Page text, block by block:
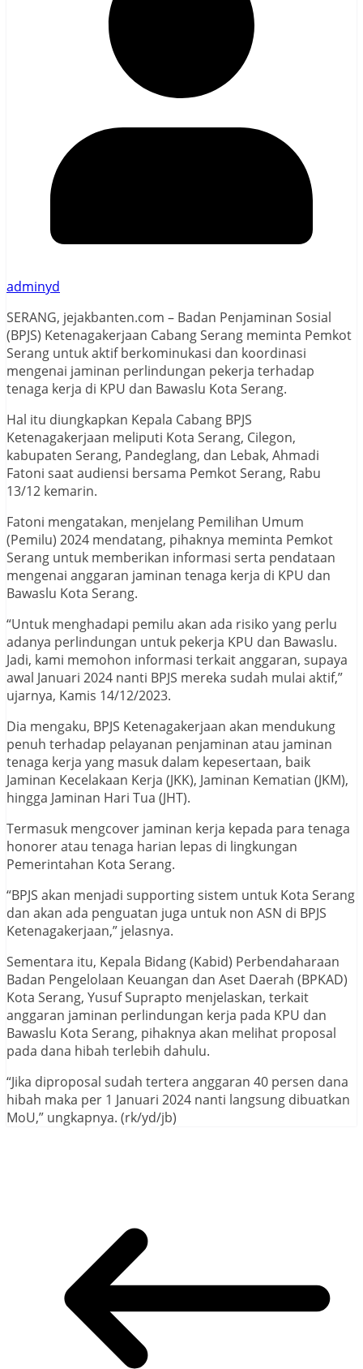
adminyd
SERANG, jejakbanten.com – Badan Penjaminan Sosial
(BPJS) Ketenagakerjaan Cabang Serang meminta Pemkot
Serang untuk aktif berkominukasi dan koordinasi
mengenai jaminan perlindungan pekerja terhadap
tenaga kerja di KPU dan Bawaslu Kota Serang.
Hal itu diungkapkan Kepala Cabang BPJS
Ketenagakerjaan meliputi Kota Serang, Cilegon,
kabupaten Serang, Pandeglang, dan Lebak, Ahmadi
Fatoni saat audiensi bersama Pemkot Serang, Rabu
13/12 kemarin.
Fatoni mengatakan, menjelang Pemilihan Umum
(Pemilu) 2024 mendatang, pihaknya meminta Pemkot
Serang untuk memberikan informasi serta pendataan
mengenai anggaran jaminan tenaga kerja di KPU dan
Bawaslu Kota Serang.
“Untuk menghadapi pemilu akan ada risiko yang perlu
adanya perlindungan untuk pekerja KPU dan Bawaslu.
Jadi, kami memohon informasi terkait anggaran, supaya
awal Januari 2024 nanti BPJS mereka sudah mulai aktif,”
ujarnya, Kamis 14/12/2023.
Dia mengaku, BPJS Ketenagakerjaan akan mendukung
penuh terhadap pelayanan penjaminan atau jaminan
tenaga kerja yang masuk dalam kepesertaan, baik
Jaminan Kecelakaan Kerja (JKK), Jaminan Kematian (JKM),
hingga Jaminan Hari Tua (JHT).
Termasuk mengcover jaminan kerja kepada para tenaga
honorer atau tenaga harian lepas di lingkungan
Pemerintahan Kota Serang.
“BPJS akan menjadi supporting sistem untuk Kota Serang
dan akan ada penguatan juga untuk non ASN di BPJS
Ketenagakerjaan,” jelasnya.
Sementara itu, Kepala Bidang (Kabid) Perbendaharaan
Badan Pengelolaan Keuangan dan Aset Daerah (BPKAD)
Kota Serang, Yusuf Suprapto menjelaskan, terkait
anggaran jaminan perlindungan kerja pada KPU dan
Bawaslu Kota Serang, pihaknya akan melihat proposal
pada dana hibah terlebih dahulu.
“Jika diproposal sudah tertera anggaran 40 persen dana
hibah maka per 1 Januari 2024 nanti langsung dibuatkan
MoU,” ungkapnya. (rk/yd/jb)